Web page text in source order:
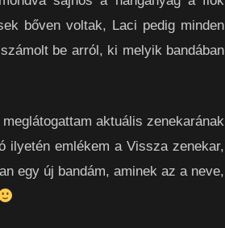
bőven voltak, Laci pedig minden
be arról, ki melyik bandában
aktuális zenekarának
ilyetén emlékem a Vissza zenekar,
egy új bandám, aminek az a neve,